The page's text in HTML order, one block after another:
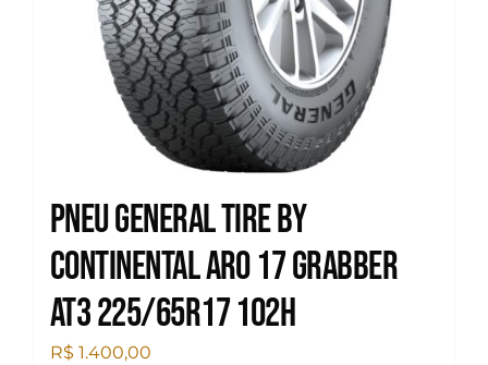
Pneu General Tire by
Continental Aro 17 Grabber
At3 225/65R17 102H
R$ 1.400,00